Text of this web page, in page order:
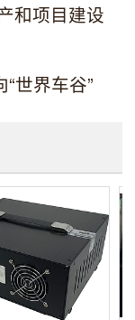
和项目建设
世界车谷”